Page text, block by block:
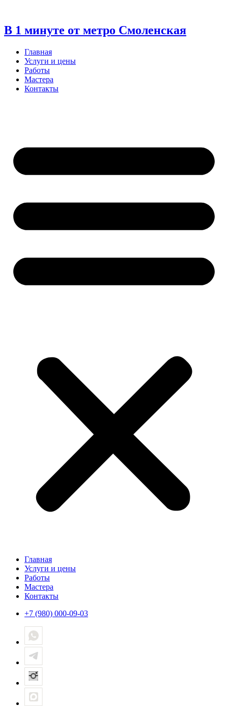
содержимому
В 1 минуте от метро Смоленская
Главная
Услуги и цены
Работы
Мастера
Контакты
Главная
Услуги и цены
Работы
Мастера
Контакты
+7 (980) 000-09-03